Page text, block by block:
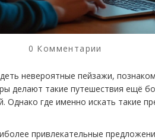
0 Комментарии
невероятные пейзажи,
делают такие путешествия ещё
Однако где именно искать такие
привлекательные